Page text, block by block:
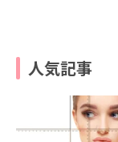
人気記事